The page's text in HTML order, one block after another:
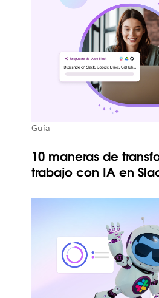
Guía
10 maneras de
trabajo con IA en